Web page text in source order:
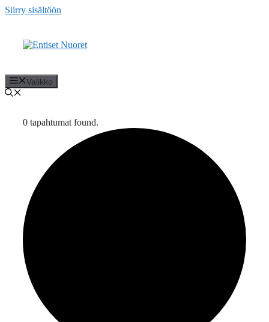
Siirry sisältöön
Valikko
0 tapahtumat found.